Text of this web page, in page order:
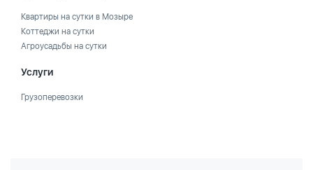
Квартиры на сутки в Мозыре
Коттеджи на сутки
Агроусадьбы на сутки
Услуги
Грузоперевозки